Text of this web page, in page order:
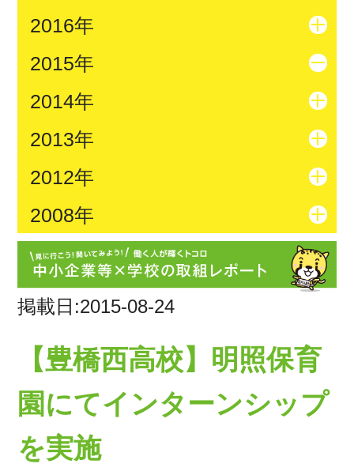
2016年
2015年
2014年
2013年
2012年
2008年
掲載日:2015-08-24
【豊橋西高校】明照保育
園にてインターンシップ
を実施